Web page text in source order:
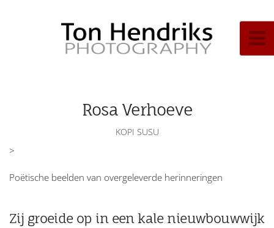
Rosa Verhoeve
KOPI SUSU
>
Poëtische beelden van overgeleverde herinneringen
Zij groeide op in een kale nieuwbouwwijk